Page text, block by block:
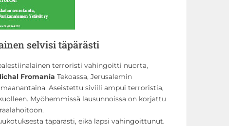
selvisi täpärästi
terroristi vahingoitti nuorta,
Fromania Tekoassa, Jerusalemin
Aseistettu siviili ampui terroristia,
Myöhemmissä lausunnoissa on korjattu
täpärästi, eikä lapsi vahingoittunut.